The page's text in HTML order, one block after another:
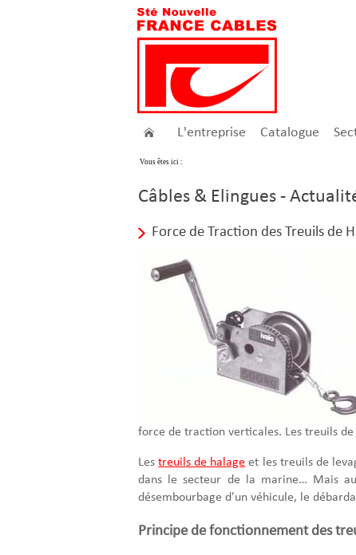
L'entreprise Catalogue
Vous êtes ici :
Câbles & Elingues -
Force de Traction des Treuils de
force de traction verticales. Les treuils
Lestreuils de halage et les treuils de
dans le secteur de la marine… Mais
désembourbage d'un véhicule, le
Principe de fonctionnement des